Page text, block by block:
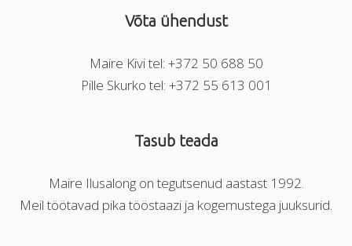
Võta ühendust
Maire Kivi tel: +372 50 688 50
Pille Skurko tel: +372 55 613 001
Tasub teada
Maire Ilusalong on tegutsenud aastast 1992.
Meil töötavad pika tööstaazi ja kogemustega juuksurid.